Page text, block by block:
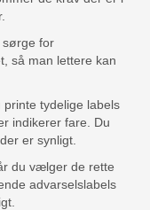
sørge for
så man lettere kan
printe tydelige labels
indikerer fare. Du
er synligt.
du vælger de rette
advarselslabels